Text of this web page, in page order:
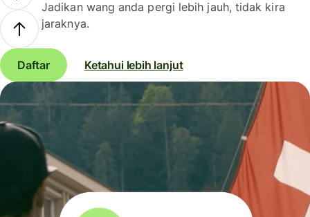
Jadikan wang anda pergi lebih jauh, tidak kira
jaraknya.
Daftar Ketahui lebih lanjut